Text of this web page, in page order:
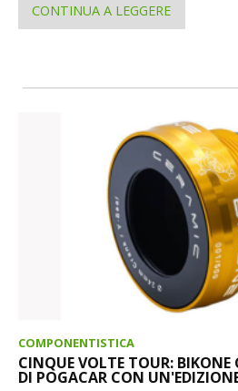
CONTINUA A LEGGERE
COMPONENTISTICA
CINQUE VOLTE TOUR: BIKONE
DI POGACAR CON